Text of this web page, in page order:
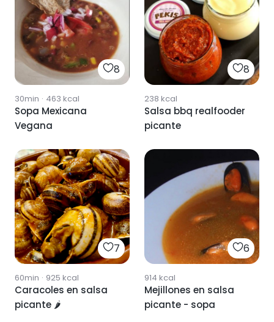
8
30min · 463 kcal
Sopa Mexicana
Vegana
8
238 kcal
Salsa bbq realfooder
picante
7
60min · 925 kcal
Caracoles en salsa
picante 🌶
6
914 kcal
Mejillones en salsa
picante - sopa